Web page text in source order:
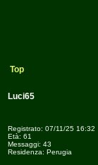
Top
Luci65
Registrato: 07/11/25 16:32
Età: 61
Messaggi: 43
Residenza: Perugia